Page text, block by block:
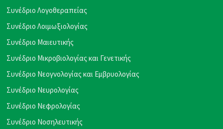
Συνέδριο Λογοθεραπείας
Συνέδριο Λοιμωξιολογίας
Συνέδριο Μαιευτικής
Συνέδριο Μικροβιολογίας και Γενετικής
Συνέδριο Νεογνολογίας και Εμβρυολογίας
Συνέδριο Νευρολογίας
Συνέδριο Νεφρολογίας
Συνέδριο Νοσηλευτικής